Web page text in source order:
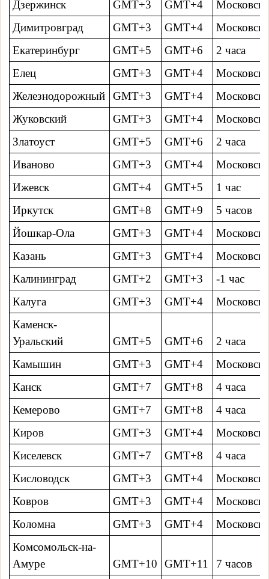
Дзержинск GMT+3 GMT+4
Димитровград
GMT+3 GMT+4
Екатеринбург
GMT+5 GMT+6
2 часa
Елец
GMT+3 GMT+4
Железнодорожный
GMT+3 GMT+4
Жуковский
GMT+3 GMT+4
Златоуст
GMT+5 GMT+6
2 часa
Иваново
GMT+3 GMT+4
Ижевск
GMT+4 GMT+5
1 час
Иркутск
GMT+8 GMT+9
5 часов
Йошкар-Ола
GMT+3 GMT+4
Казань
GMT+3 GMT+4
Калининград
GMT+2 GMT+3
-1 час
Калуга
GMT+3 GMT+4
Каменск-
Уральский
GMT+5 GMT+6
2 часa
Камышин
GMT+3 GMT+4
Канск
GMT+7 GMT+8
4 часa
Кемерово
GMT+7 GMT+8
4 часa
Киров
GMT+3 GMT+4
Киселевск
GMT+7 GMT+8
4 часa
Кисловодск
GMT+3 GMT+4
Ковров
GMT+3 GMT+4
Коломна
GMT+3 GMT+4
Комсомольск-на-
Амуре
GMT+10 GMT+11
7 часов